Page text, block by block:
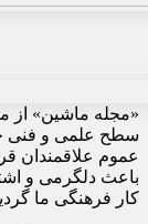
سطح علمی و فنی
عموم علاقمندان
باعث دلگرمی و
کار فرهنگی ما